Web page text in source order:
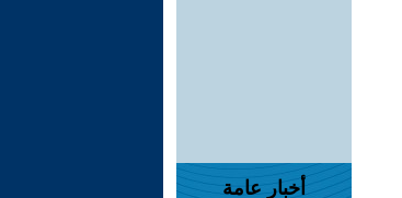
أخبار عامة